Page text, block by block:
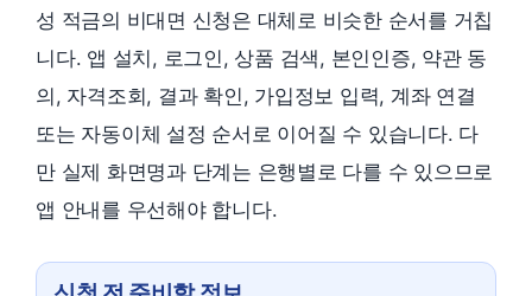
성 적금의 비대면 신청은 대체로 비슷한 순서를 거칩
니다. 앱 설치, 로그인, 상품 검색, 본인인증, 약관 동
의, 자격조회, 결과 확인, 가입정보 입력, 계좌 연결
또는 자동이체 설정 순서로 이어질 수 있습니다. 다
만 실제 화면명과 단계는 은행별로 다를 수 있으므로
앱 안내를 우선해야 합니다.